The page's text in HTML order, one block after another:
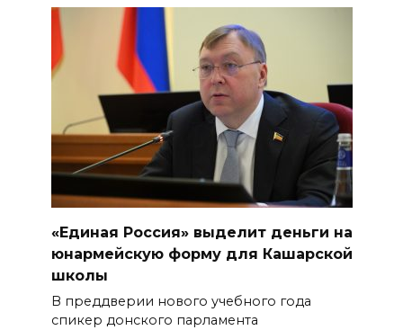
«Единая Россия» выделит деньги на
юнармейскую форму для Кашарской
школы
В преддверии нового учебного года
спикер донского парламента